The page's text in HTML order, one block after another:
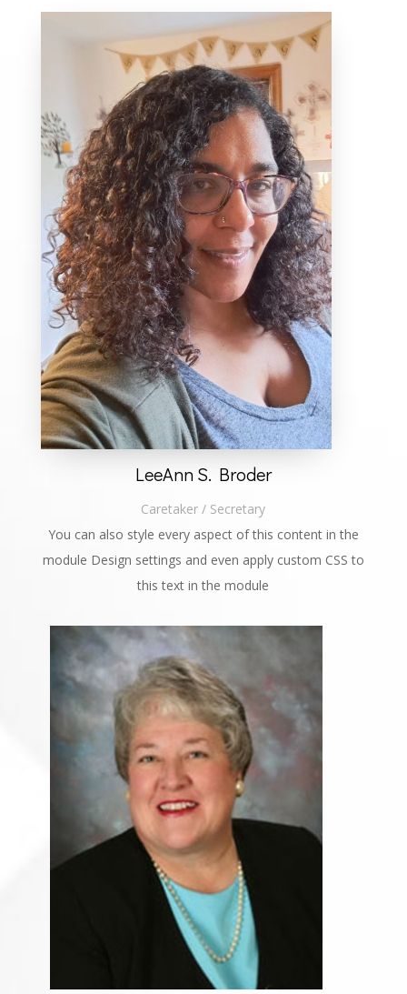
LeeAnn S. Broder
Caretaker / Secretary
You can also style every aspect of this content in the
module Design settings and even apply custom CSS to
this text in the module